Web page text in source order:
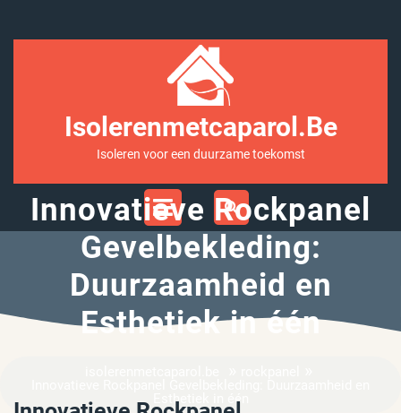
Isolerenmetcaparol.be
Isoleren voor een duurzame toekomst
Open
Menu
Innovatieve Rockpanel
Gevelbekleding:
Duurzaamheid en
Esthetiek in één
Esthetiek in één